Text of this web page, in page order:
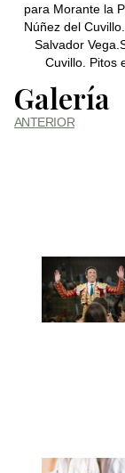
para Morante la
Núñez del
Salvador
Cuvillo. Pitos
Galería
ANTERIOR